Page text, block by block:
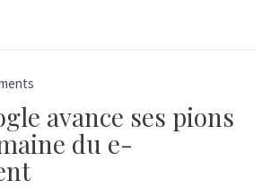
avance ses pions
du e-